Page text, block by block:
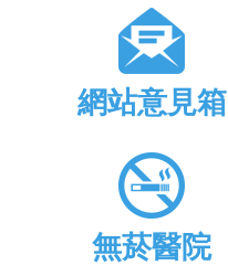
網站意見箱
無菸醫院